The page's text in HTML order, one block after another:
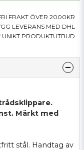
FRAKT ÖVER 2000KR
LEVERANS MED DHL
UNIKT PRODUKTUTBUD
Märkt med
stål. Handtag av